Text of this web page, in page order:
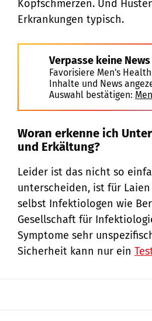
Kopfschmerzen. Und
Erkrankungen typisch.
Verpasse keine
Favorisiere Men's
Inhalte und News
Auswahl bestätigen:
Woran erkenne ich
und Erkältung?
Leider ist das nicht so
unterscheiden, ist für
selbst Infektiologen wie
Gesellschaft für
Symptome sehr
Sicherheit kann nur ein